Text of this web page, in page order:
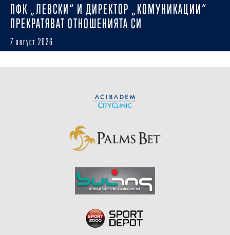
ПФК „ЛЕВСКИ“ И ДИРЕКТОР „КОМУНИКАЦИИ“
ПРЕКРАТЯВАТ ОТНОШЕНИЯТА СИ
7 август 2026